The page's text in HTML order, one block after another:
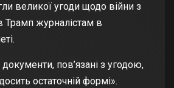
великої угоди щодо війни з
Трамп журналістам в
пов’язані з угодою,
остаточній формі».